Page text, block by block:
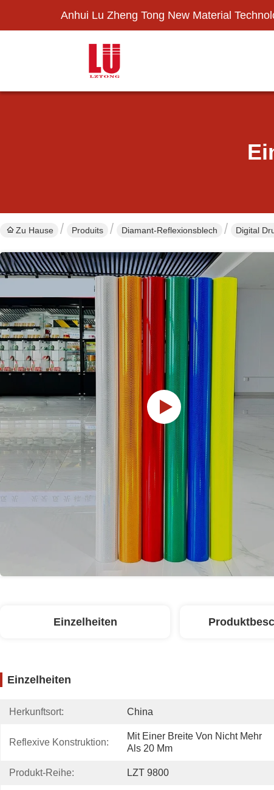
Anhui Lu Zheng Tong New Material
Zu Hause Produits Diamant-Reflexionsblech Digital
Einzelheiten
Einzelheiten
Herkunftsort: China
Reflexive Konstruktion:
Mit Einer Breite Von Nicht Mehr
Als 20 Mm
Produkt-Reihe: LZT 9800